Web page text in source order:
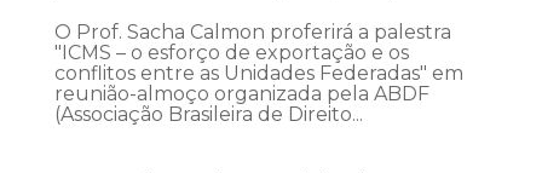
O Prof. Sacha Calmon proferirá a palestra
"ICMS – o esforço de exportação e os
conflitos entre as Unidades Federadas" em
reunião-almoço organizada pela ABDF
(Associação Brasileira de Direito...